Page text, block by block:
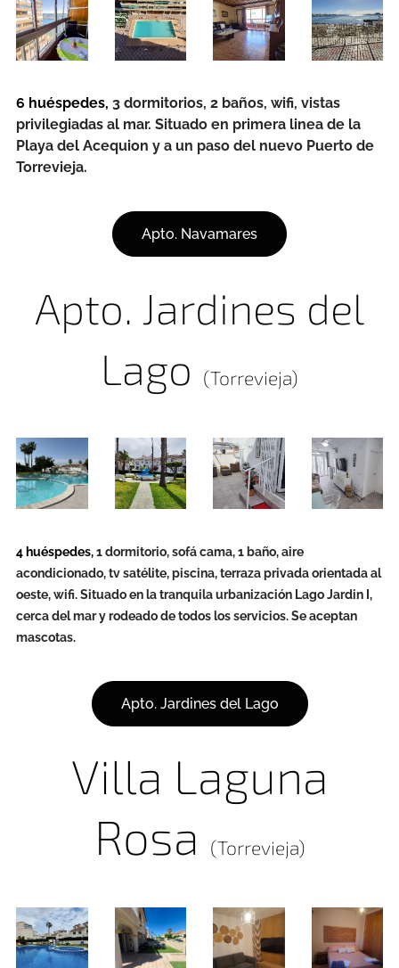
6 huéspedes, 3 dormitorios, 2 baños, wifi, vistas
privilegiadas al mar. Situado en primera linea de la
Playa del Acequion y a un paso del nuevo Puerto de
Torrevieja.
Apto. Navamares
Apto. Jardines del
Lago
(Torrevieja)
4 huéspedes,1 dormitorio, sofá cama, 1 baño, aire
acondicionado, tv satélite, piscina, terraza privada orientada al
oeste, wifi. Situado en la tranquila urbanización Lago Jardin I,
cerca del mar y rodeado de todos los servicios. Se aceptan
mascotas.
Apto. Jardines del Lago
Villa Laguna
Rosa
(Torrevieja)